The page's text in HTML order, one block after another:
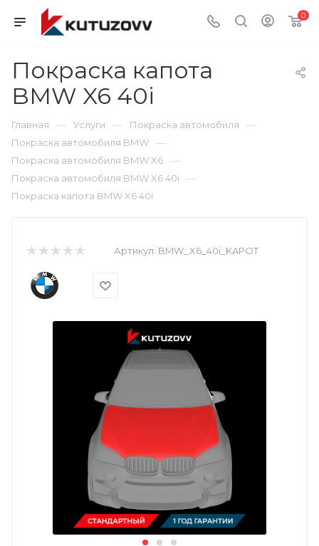
0
Покраска капота
BMW X6 40i
Главная — Услуги — Покраска автомобиля —
Покраска автомобиля BMW —
Покраска автомобиля BMW X6 —
Покраска автомобиля BMW X6 40i —
Покраска капота BMW X6 40i
Артикул: BMW_X6_40i_KAPOT